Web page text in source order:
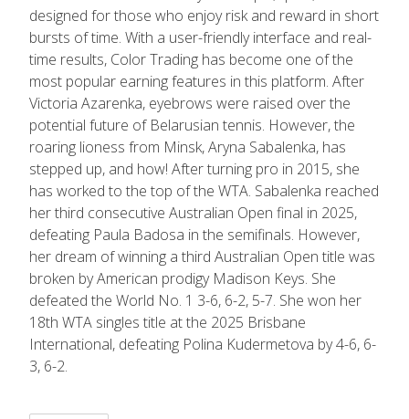
designed for those who enjoy risk and reward in short
bursts of time. With a user-friendly interface and real-
time results, Color Trading has become one of the
most popular earning features in this platform. After
Victoria Azarenka, eyebrows were raised over the
potential future of Belarusian tennis. However, the
roaring lioness from Minsk, Aryna Sabalenka, has
stepped up, and how! After turning pro in 2015, she
has worked to the top of the WTA. Sabalenka reached
her third consecutive Australian Open final in 2025,
defeating Paula Badosa in the semifinals. However,
her dream of winning a third Australian Open title was
broken by American prodigy Madison Keys. She
defeated the World No. 1 3-6, 6-2, 5-7. She won her
18th WTA singles title at the 2025 Brisbane
International, defeating Polina Kudermetova by 4-6, 6-
3, 6-2.